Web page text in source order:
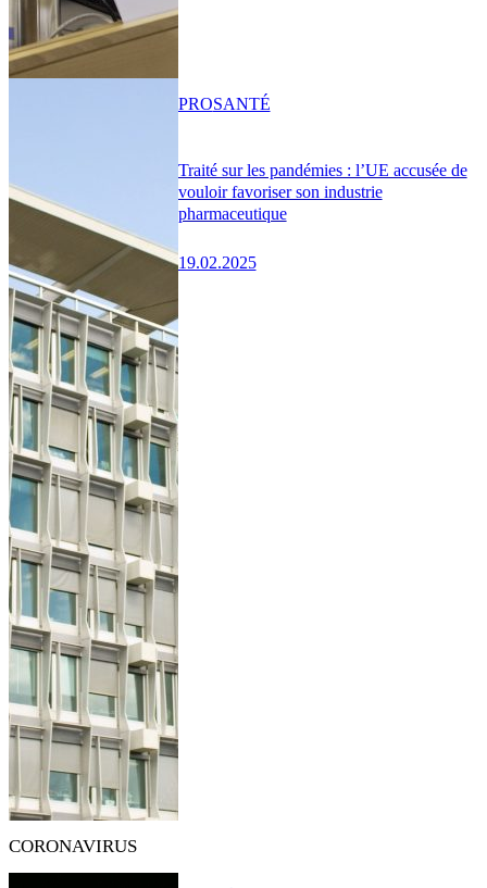
Traité sur les pandémies : l’UE accusée de
vouloir favoriser son industrie
pharmaceutique
19.02.2025
PROSANTÉ
CORONAVIRUS